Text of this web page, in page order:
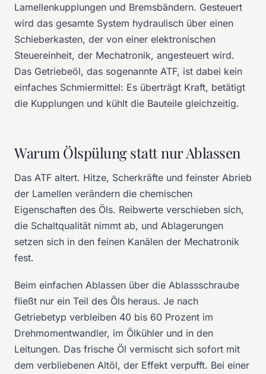
Lamellenkupplungen und Bremsbändern. Gesteuert
wird das gesamte System hydraulisch über einen
Schieberkasten, der von einer elektronischen
Steuereinheit, der Mechatronik, angesteuert wird.
Das Getriebeöl, das sogenannte ATF, ist dabei kein
einfaches Schmiermittel: Es überträgt Kraft, betätigt
die Kupplungen und kühlt die Bauteile gleichzeitig.
Warum Ölspülung statt nur Ablassen
Das ATF altert. Hitze, Scherkräfte und feinster Abrieb
der Lamellen verändern die chemischen
Eigenschaften des Öls. Reibwerte verschieben sich,
die Schaltqualität nimmt ab, und Ablagerungen
setzen sich in den feinen Kanälen der Mechatronik
fest.
Beim einfachen Ablassen über die Ablassschraube
fließt nur ein Teil des Öls heraus. Je nach
Getriebetyp verbleiben 40 bis 60 Prozent im
Drehmomentwandler, im Ölkühler und in den
Leitungen. Das frische Öl vermischt sich sofort mit
dem verbliebenen Altöl, der Effekt verpufft. Bei einer